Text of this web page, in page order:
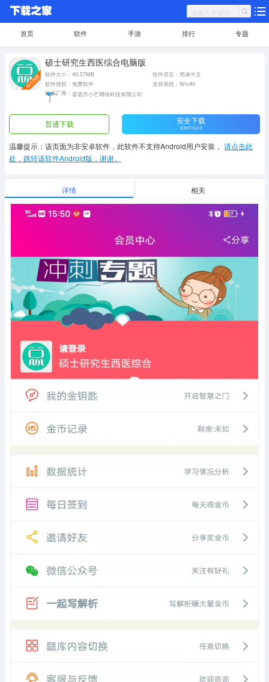
首页 软件 手游 排行 专题
硕士研究生西医综合电脑版
软件大小：40.57MB
软件语言：简体中文
软件授权：免费软件
支持系统：WinAll
软件厂商： 娄底市小芒网络科技有限公司
普通下载 安全下载
需360手机助手
温馨提示：该页面为非安卓软件，此软件不支持Android用户安装， 请点击此
处，跳转该软件Android版，谢谢。
详情 相关